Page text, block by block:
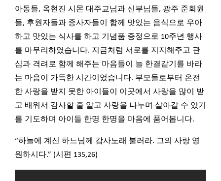
아동들, 옥현진 시몬 대주교님과 신부님들, 광주 준회원
들, 후원자들과 종사자들이 함께 맛있는 음식으로 우아
하고 맛있는 식사를 하고 기념품 증정으로 10주년 행사
를 마무리하였습니다. 지금처럼 서로를 지지해주고 관
심과 격려로 함께 해주는 마음들이 늘 한결같기를 바라
는 마음이 가득한 시간이었습니다. 부모들로부터 온전
한 사랑을 받지 못한 아이들이 이곳에서 사랑을 많이 받
고 배워서 감사할 줄 알고 사랑을 나누며 살아갈 수 있기
를 기도하며 아이들 한명 한명을 마음에 품어봅니다.
“하늘에 계신 하느님께 감사노래 불러라. 그의 사랑 영
원하시다.” (시편 135,26)